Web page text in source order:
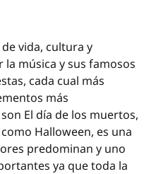
vida, cultura y
música y sus famosos
cada cual más
más
El día de los muertos,
Halloween, es una
predominan y uno
ya que toda la